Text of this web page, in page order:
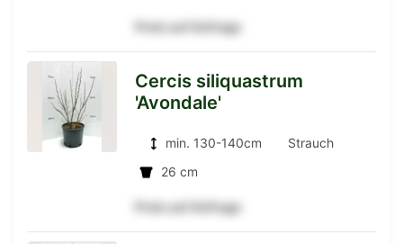
Preis auf Anfrage
Cercis siliquastrum
'Avondale'
min. 130-140cm
Strauch
26 cm
Preis auf Anfrage